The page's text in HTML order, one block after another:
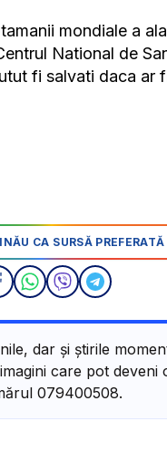
mondiale a
National de
fi salvati daca ar
CA SURSĂ
dar și știrile
care pot deveni
079400508.